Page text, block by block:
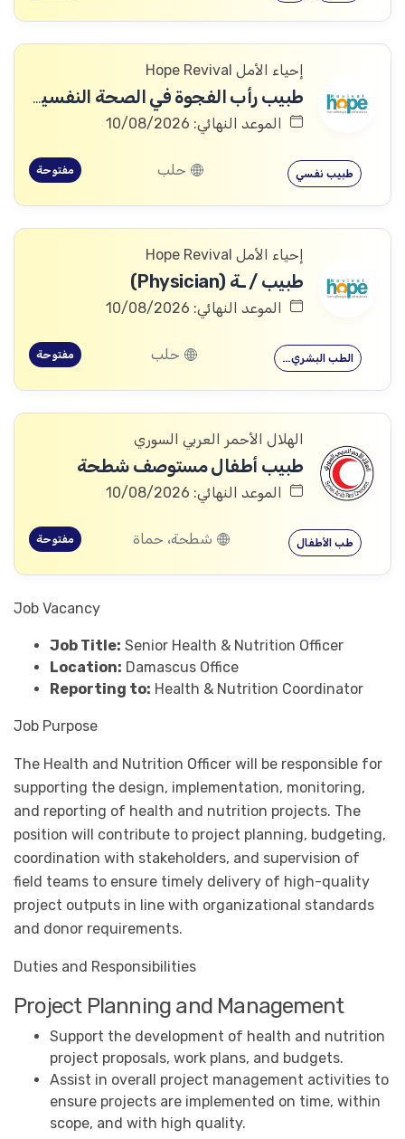
إحياء الأمل Hope Revival
طبيب رأب الفجوة في الصحة النفسية (mhGAP Doctor)
الموعد النهائي: 10/08/2026
طبيب نفسي حلب مفتوحة
إحياء الأمل Hope Revival
طبيب / ـة (Physician)
الموعد النهائي: 10/08/2026
الطب البشري… حلب مفتوحة
الهلال الأحمر العربي السوري
طبيب أطفال مستوصف شطحة
الموعد النهائي: 10/08/2026
طب الأطفال شطحة، حماة مفتوحة
Job Vacancy
Job Title: Senior Health & Nutrition Officer
Location: Damascus Office
Reporting to: Health & Nutrition Coordinator
Job Purpose
The Health and Nutrition Officer will be responsible for
supporting the design, implementation, monitoring,
and reporting of health and nutrition projects. The
position will contribute to project planning, budgeting,
coordination with stakeholders, and supervision of
field teams to ensure timely delivery of high-quality
project outputs in line with organizational standards
and donor requirements.
Duties and Responsibilities
Project Planning and Management
Support the development of health and nutrition
project proposals, work plans, and budgets.
Assist in overall project management activities to
ensure projects are implemented on time, within
scope, and with high quality.